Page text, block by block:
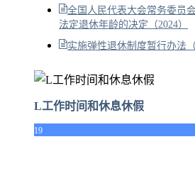
全国人民代表大会常务委员
法定退休年龄的决定（2024）
实施弹性退休制度暂行办法（
L工作时间和休息休假
19